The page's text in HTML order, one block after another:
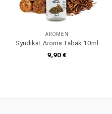
AROMEN
Syndikat Aroma Tabak 10ml
9,90€